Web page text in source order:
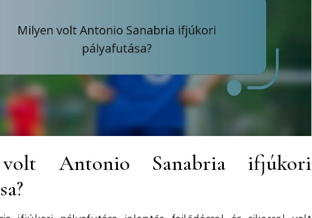
Antonio Sanabria ifjúkori